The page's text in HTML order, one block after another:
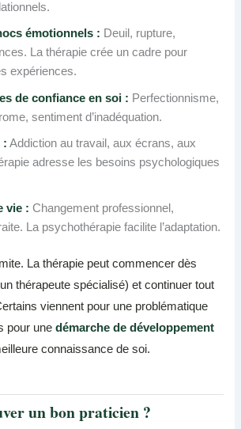
émotionnels : Deuil, rupture,
La thérapie crée un cadre pour
expériences.
de confiance en soi : Perfectionnisme,
sentiment d’inadéquation.
: Addiction au travail, aux écrans, aux
adresse les besoins psychologiques
vie : Changement professionnel,
La psychothérapie facilite l’adaptation.
La thérapie peut commencer dès
thérapeute spécialisé) et continuer tout
viennent pour une problématique
pour unedémarche de développement
connaissance de soi.
un bon praticien ?